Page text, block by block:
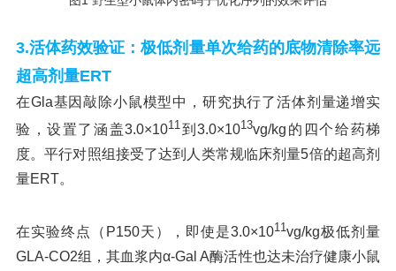
3.活体药效验证：极低剂量单次给药的底物清除率远
超高剂量ERT
在Gla基因敲除小鼠模型中，研究执行了活体剂量递增实
验，设置了涵盖3.0×1011 到3.0×1013vg/kg的四个给药梯
度。平行对照组接受了达到人类常规临床剂量5倍的超高剂
量ERT。
在实验终点（P150天），即使是3.0×1011vg/kg极低剂量
GLA-CO2组，其血浆内α-Gal A酶活性也达未治疗健康小鼠